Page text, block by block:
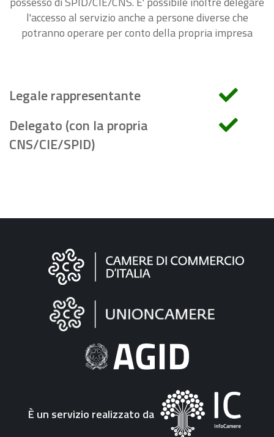
l'accesso al servizio anche a persone diverse che
potranno operare per conto della propria impresa
Legale rappresentante
Delegato (con la propria
CNS/CIE/SPID)
Informazioni
"Fattura
Elettronica"
È un servizio realizzato da